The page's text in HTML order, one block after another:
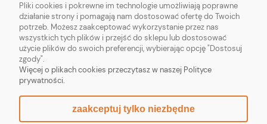
MOJE KONTO
PŁATNOŚCI I DOSTAWA
INFORMACJE
O NAS
Pliki cookies i pokrewne im technologie umożliwiają poprawne
działanie strony i pomagają nam dostosować ofertę do Twoich
potrzeb. Możesz zaakceptować wykorzystanie przez nas
wszystkich tych plików i przejść do sklepu lub dostosować
użycie plików do swoich preferencji, wybierając opcję "Dostosuj
zgody".
Więcej o plikach cookies przeczytasz w naszej Polityce
prywatności.
zaakceptuj tylko niezbędne